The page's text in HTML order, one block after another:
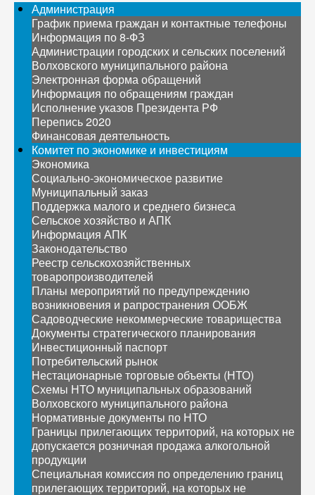
Администрация
График приема граждан и контактные телефоны
Информация по 8-ФЗ
Администрации городских и сельских поселений
Волховского муниципального района
Электронная форма обращений
Информация по обращениям граждан
Исполнение указов Президента РФ
Перепись 2020
Финансовая деятельность
Комитет по экономике и инвестициям
Экономика
Социально-экономическое развитие
Муниципальный заказ
Поддержка малого и среднего бизнеса
Сельское хозяйство и АПК
Информация АПК
Законодательство
Реестр сельскохозяйственных
товаропроизводителей
Планы мероприятий по предупреждению
возникновения и рапространения ООБЖ
Садоводческие некоммерческие товарищества
Документы стратегического планирования
Инвестиционный паспорт
Потребительский рынок
Нестационарные торговые объекты (НТО)
Схемы НТО муниципальных образований
Волховского муниципального района
Нормативные документы по НТО
Границы прилегающих территорий, на которых не
допускается розничная продажа алкогольной
продукции
Специальная комиссия по определению границ
прилегающих территорий, на которых не